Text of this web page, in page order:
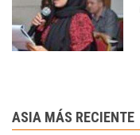
ASIA MÁS RECIENTE